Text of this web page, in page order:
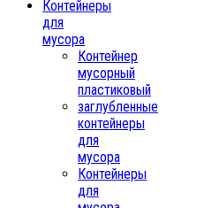
Контейнеры
для
мусора
Контейнер
мусорный
пластиковый
заглубленные
контейнеры
для
мусора
Контейнеры
для